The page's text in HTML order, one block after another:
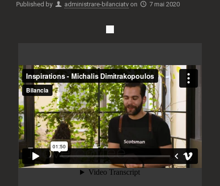
Published by administrare-bilanciatv on 7 mai 2020